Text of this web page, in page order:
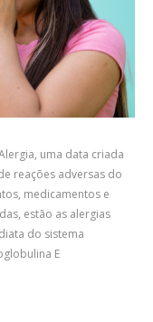
uma data criada
reações adversas do
medicamentos e
estão as alergias
do sistema
E